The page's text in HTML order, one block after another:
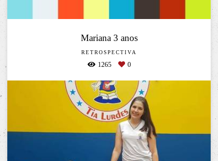
Mariana 3 anos
RETROSPECTIVA
1265 0